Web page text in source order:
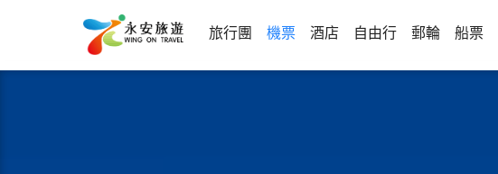
旅行團 機票 酒店 自由行 郵輪 船票